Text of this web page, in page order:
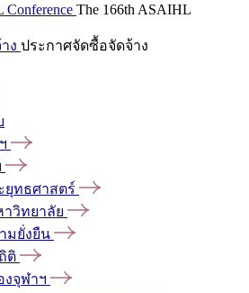
Conference The 166th ASAIHL
ง ประกาศจัดซื้อจัดจ้าง
ยุทธศาสตร์
วิทยาลัย
มยั่งยืน
ติ
จุฬาฯ